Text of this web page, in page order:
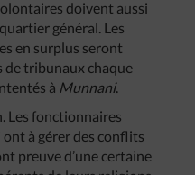
doivent aussi
général. Les
en surplus seront
de tribunaux chaque
à Munnani.
Les fonctionnaires
à gérer des conflits
preuve d’une certaine